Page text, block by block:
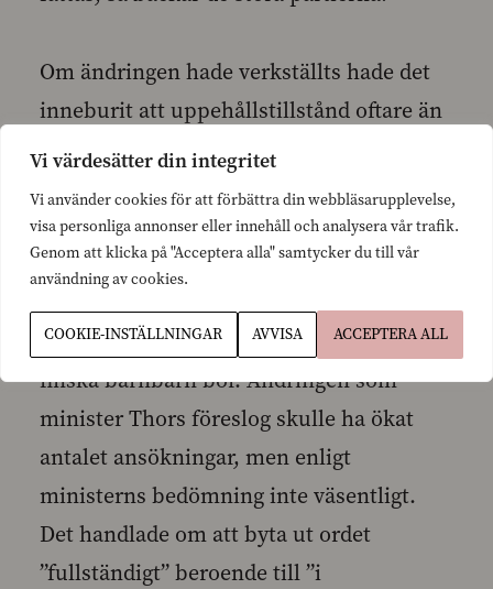
Vi värdesätter din integritet
Vi använder cookies för att förbättra din webbläsarupplevelse,
visa personliga annonser eller innehåll och analysera vår trafik.
Genom att klicka på "Acceptera alla" samtycker du till vår
användning av cookies.
COOKIE-INSTÄLLNINGAR AVVISA ACCEPTERA ALL
Om ändringen hade verkställts hade det
inneburit att uppehållstillstånd oftare än
idag hade kunnat beviljas till en myndig
finsk medborgares föräldrar. I fallena
Fadayel och Antonova, handlade det alltså
om att mormor och farmor inte fick bli
kvar i vårt land där deras barn som är
gifta med finska medborgare och deras
finska barnbarn bor. Ändringen som
minister Thors föreslog skulle ha ökat
antalet ansökningar, men enligt
ministerns bedömning inte väsentligt.
Det handlade om att byta ut ordet
”fullständigt” beroende till ”i